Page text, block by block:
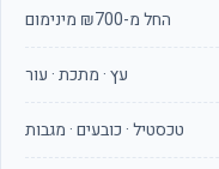
החל מ-₪700 מינימום
עץ · מתכת · עור
טכסטיל · כובעים · מגבות